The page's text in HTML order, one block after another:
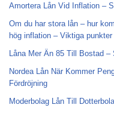
Amortera Lån Vid Inflation –
Om du har stora lån – hur
hög inflation – Viktiga
Låna Mer Än 85 Till Bostad
Nordea Lån När Kommer
Fördröjning
Moderbolag Lån Till